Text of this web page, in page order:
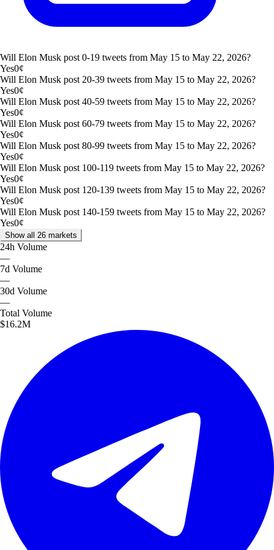
Will Elon Musk post 0-19 tweets from May 15 to May 22, 2026?
Yes0¢
Will Elon Musk post 20-39 tweets from May 15 to May 22, 2026?
Yes0¢
Will Elon Musk post 40-59 tweets from May 15 to May 22, 2026?
Yes0¢
Will Elon Musk post 60-79 tweets from May 15 to May 22, 2026?
Yes0¢
Will Elon Musk post 80-99 tweets from May 15 to May 22, 2026?
Yes0¢
Will Elon Musk post 100-119 tweets from May 15 to May 22, 2026?
Yes0¢
Will Elon Musk post 120-139 tweets from May 15 to May 22, 2026?
Yes0¢
Will Elon Musk post 140-159 tweets from May 15 to May 22, 2026?
Yes0¢
Show all 26 markets
24h Volume
—
7d Volume
—
30d Volume
—
Total Volume
$16.2M